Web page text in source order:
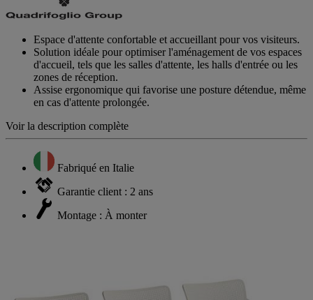
Espace d'attente confortable et accueillant pour vos visiteurs.
Solution idéale pour optimiser l'aménagement de vos espaces
d'accueil, tels que les salles d'attente, les halls d'entrée ou les
zones de réception.
Assise ergonomique qui favorise une posture détendue, même
en cas d'attente prolongée.
Voir la description complète
Fabriqué en Italie
Garantie client : 2 ans
Montage : À monter